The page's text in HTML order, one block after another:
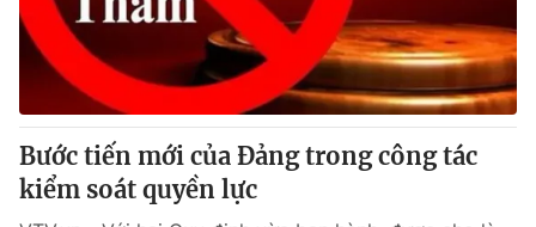
Bước tiến mới của Đảng trong công tác
kiểm soát quyền lực